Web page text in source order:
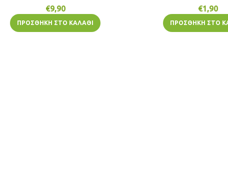
€9,90
ΠΡΟΣΘΉΚΗ ΣΤΟ ΚΑΛΆΘΙ
€1,90
ΠΡΟΣΘΉΚΗ ΣΤΟ